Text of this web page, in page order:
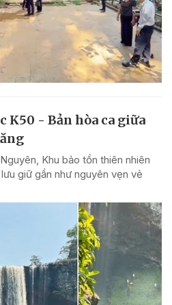
K50 - Bản hòa ca giữa
Khu bảo tồn thiên nhiên
giữ gần như nguyên vẹn vẻ